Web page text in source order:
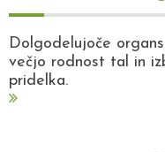
Dolgodelujoče
večjo rodnost tal in
pridelka.